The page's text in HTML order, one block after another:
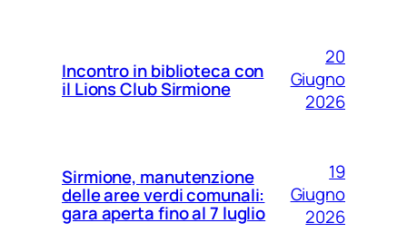
Incontro in biblioteca con
il Lions Club Sirmione
20
Giugno
2026
Sirmione, manutenzione
delle aree verdi comunali:
gara aperta fino al 7 luglio
19
Giugno
2026